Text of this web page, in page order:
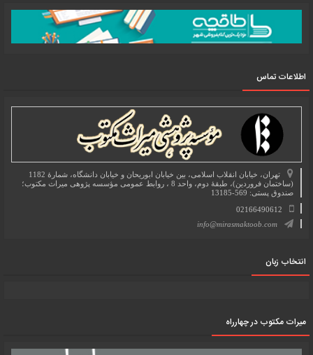
اطلاعات تماس
تهران، خیابان انقلاب اسلامی، بین خیابان ابوریحان و خیابان دانشگاه، شمارۀ 1182
(ساختمان فروردین)، طبقۀ دوم، واحد 8 ، روابط عمومی مؤسسه پژوهی میراث مکتوب؛
صندوق پستی: 569-13185
02166490612
info@mirasmaktoob.com
انتخاب زبان
میرات مکتوب در چهارراه